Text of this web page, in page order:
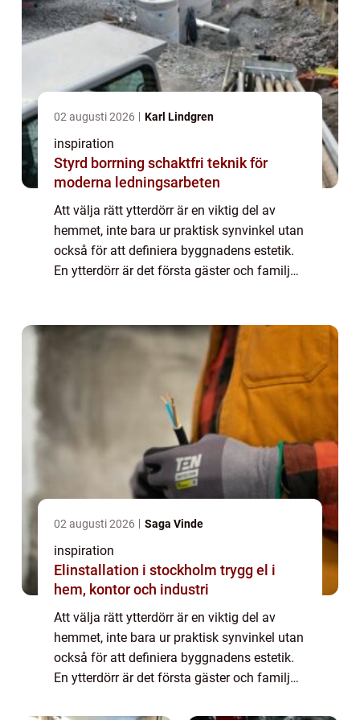
02 augusti 2026 Karl Lindgren
inspiration
Styrd borrning schaktfri teknik för
moderna ledningsarbeten
Att välja rätt ytterdörr är en viktig del av
hemmet, inte bara ur praktisk synvinkel utan
också för att definiera byggnadens estetik.
En ytterdörr är det första gäster och familj
02 augusti 2026 Saga Vinde
inspiration
Elinstallation i stockholm trygg el i
hem, kontor och industri
Att välja rätt ytterdörr är en viktig del av
hemmet, inte bara ur praktisk synvinkel utan
också för att definiera byggnadens estetik.
En ytterdörr är det första gäster och familj